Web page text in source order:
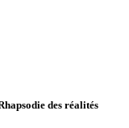
des réalités